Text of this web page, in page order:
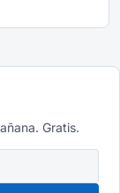
Gratis.